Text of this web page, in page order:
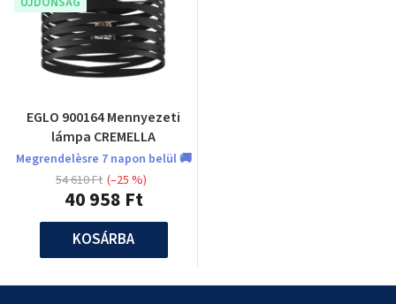
EGLO 900164 Mennyezeti
lámpa CREMELLA
Megrendelèsre 7 napon belül 🚚
40 958 Ft
54 610 Ft (–25 %)
KOSÁRBA